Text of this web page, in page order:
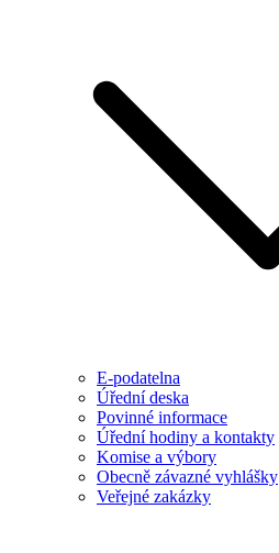
E-podatelna
Úřední deska
Povinné informace
Úřední hodiny a kontakty
Komise a výbory
Obecně závazné vyhlášky
Veřejné zakázky